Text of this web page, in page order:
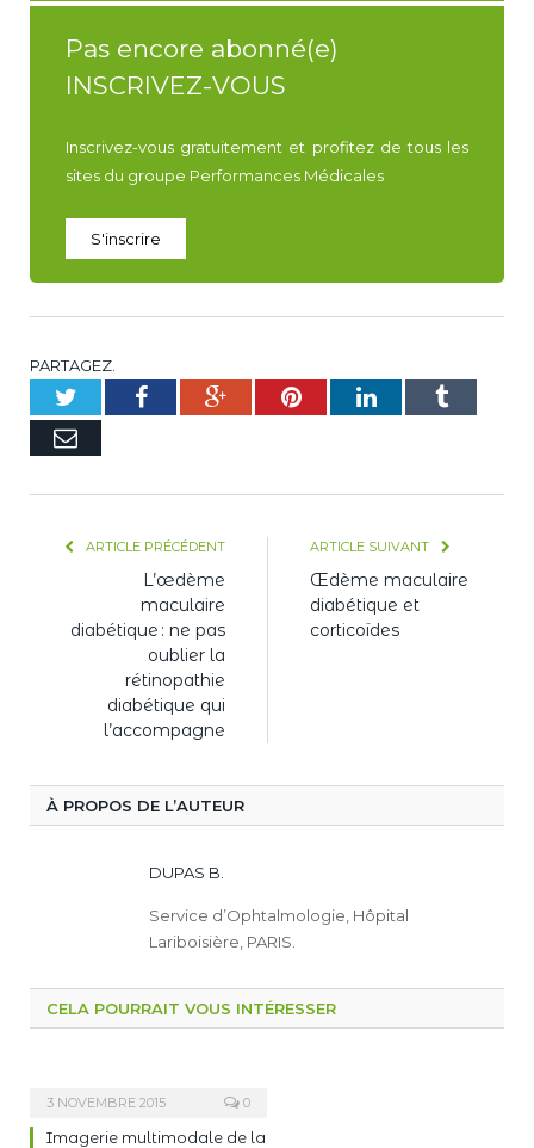
Pas encore abonné(e)
INSCRIVEZ-VOUS
Inscrivez-vous gratuitement et profitez de tous les
sites du groupe Performances Médicales
S'inscrire
PARTAGEZ.
TwitterFacebookGoogle+PinterestLinkedInTumblr
E-
ARTICLE PRÉCÉDENT
L’œdème
maculaire
diabétique : ne pas
oublier la
rétinopathie
diabétique qui
l’accompagne
ARTICLE SUIVANT
Œdème maculaire
diabétique et
corticoïdes
À PROPOS DE L’AUTEUR
DUPAS B.
Service d’Ophtalmologie, Hôpital
Lariboisière, PARIS.
CELA POURRAIT VOUS INTÉRESSER
3 NOVEMBRE 2015 0
Imagerie multimodale de la